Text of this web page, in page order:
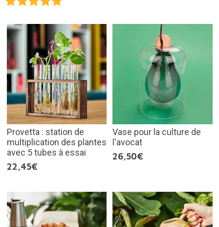
Provetta : station de
multiplication des plantes
avec 5 tubes à essai
22,45€
Vase pour la culture de
l'avocat
26,50€